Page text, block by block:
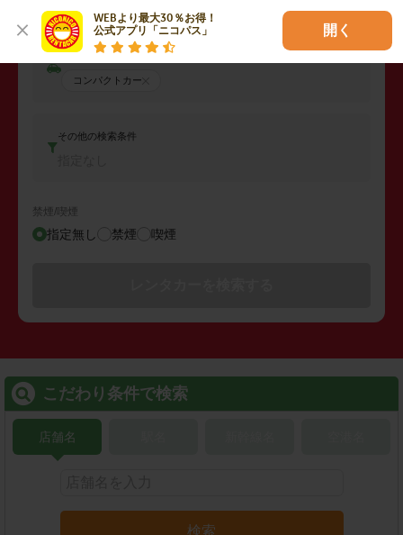
WEBより最大30％お得！
公式アプリ「ニコパス」
開く
車両タイプ
コンパクトカー
その他の検索条件
禁煙/喫煙
指定無し 禁煙 喫煙
こだわり条件で検索
店舗名
検索